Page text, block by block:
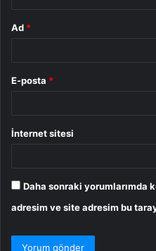
Ad *
E-posta *
İnternet sitesi
Daha sonraki yorumlarımda
adresim ve site adresim bu